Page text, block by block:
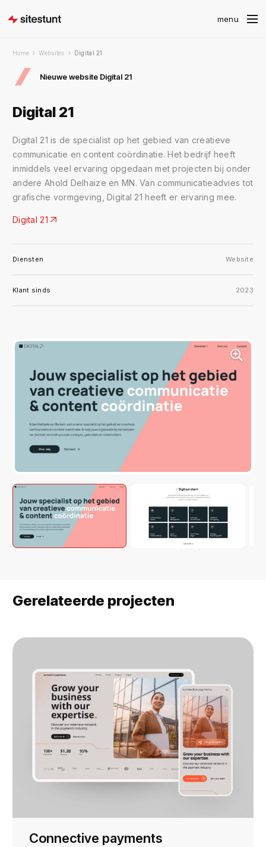
Home Websites Digital 21
Nieuwe website Digital 21
Digital 21
Digital 21 is de specialist op het gebied van creatieve
communicatie en content coördinatie. Het bedrijf heeft
inmiddels veel ervaring opgedaan met projecten bij onder
andere Ahold Delhaize en MN. Van communicatieadvies tot
grafische vormgeving, Digital 21 heeft er ervaring mee.
Digital 21
Diensten Website
Klant sinds 2023
Gerelateerde projecten
Connective payments